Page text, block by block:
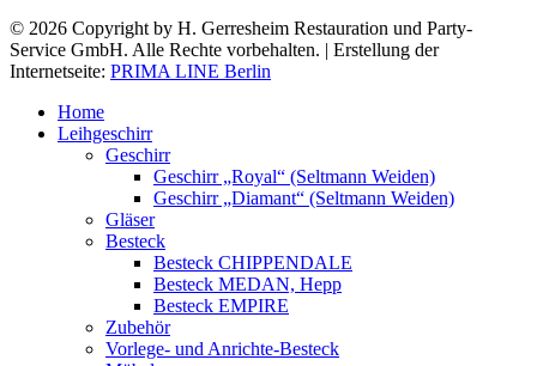
© 2026 Copyright by H. Gerresheim Restauration und Party-
Service GmbH. Alle Rechte vorbehalten. | Erstellung der
Internetseite: PRIMA LINE Berlin
Home
Leihgeschirr
Geschirr
Geschirr „Royal“ (Seltmann Weiden)
Geschirr „Diamant“ (Seltmann Weiden)
Gläser
Besteck
Besteck CHIPPENDALE
Besteck MEDAN, Hepp
Besteck EMPIRE
Zubehör
Vorlege- und Anrichte-Besteck